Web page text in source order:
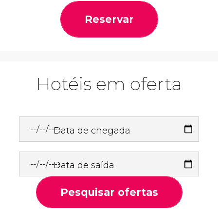
Reservar
Hotéis em oferta
Data de chegada
Data de saída
Pesquisar ofertas